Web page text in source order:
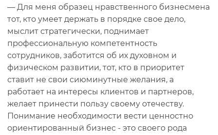
— Для меня образец нравственного бизнесмена
тот, кто умеет держать в порядке свое дело,
мыслит стратегически, поднимает
профессиональную компетентность
сотрудников, заботится об их духовном и
физическом развитии, тот, кто в приоритет
ставит не свои сиюминутные желания, а
работает на интересы клиентов и партнеров,
желает принести пользу своему отечеству.
Понимание необходимости вести ценностно
ориентированный бизнес - это своего рода